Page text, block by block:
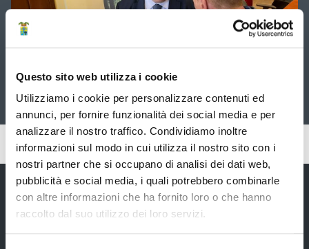
Questo sito web utilizza i cookie
Utilizziamo i cookie per personalizzare contenuti ed
annunci, per fornire funzionalità dei social media e per
analizzare il nostro traffico. Condividiamo inoltre
informazioni sul modo in cui utilizza il nostro sito con i
nostri partner che si occupano di analisi dei dati web,
pubblicità e social media, i quali potrebbero combinarle
con altre informazioni che ha fornito loro o che hanno
raccolto dal suo utilizzo dei loro servizi.
territoriale proposto dalla Regione Emilia-Romagna
Pubblicato: 19 Maggio 2026 — Ultima modifica: 04 Giugno 2026